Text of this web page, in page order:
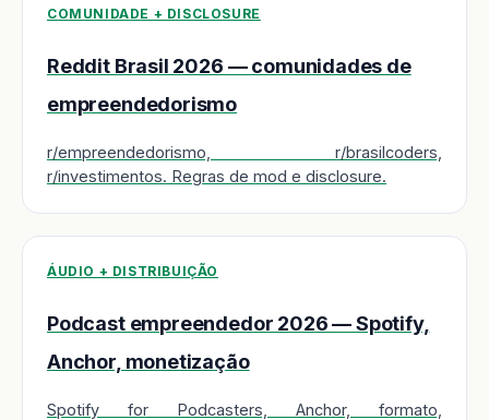
COMUNIDADE + DISCLOSURE
Reddit Brasil 2026 — comunidades de
empreendedorismo
r/empreendedorismo, r/brasilcoders,
r/investimentos. Regras de mod e disclosure.
ÁUDIO + DISTRIBUIÇÃO
Podcast empreendedor 2026 — Spotify,
Anchor, monetização
Spotify for Podcasters, Anchor, formato,